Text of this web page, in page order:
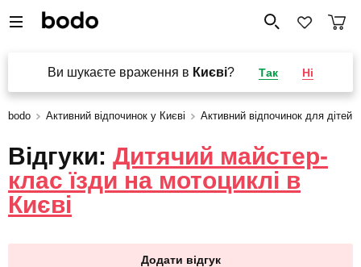
Ви шукаєте враження в Києві? Так Ні
bodo Активний відпочинок у Києві Активний відпочинок для дітей
Відгуки: Дитячий майстер-
клас їзди на мотоциклі в
Києві
Додати відгук